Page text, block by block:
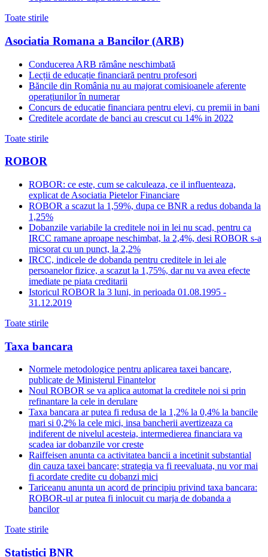
Toate stirile
Asociatia Romana a Bancilor (ARB)
Conducerea ARB rămâne neschimbată
Lecții de educație financiară pentru profesori
Băncile din România nu au majorat comisioanele aferente
operațiunilor în numerar
Concurs de educatie financiara pentru elevi, cu premii in bani
Creditele acordate de banci au crescut cu 14% in 2022
Toate stirile
ROBOR
ROBOR: ce este, cum se calculeaza, ce il influenteaza,
explicat de Asociatia Pietelor Financiare
ROBOR a scazut la 1,59%, dupa ce BNR a redus dobanda la
1,25%
Dobanzile variabile la creditele noi in lei nu scad, pentru ca
IRCC ramane aproape neschimbat, la 2,4%, desi ROBOR s-a
micsorat cu un punct, la 2,2%
IRCC, indicele de dobanda pentru creditele in lei ale
persoanelor fizice, a scazut la 1,75%, dar nu va avea efecte
imediate pe piata creditarii
Istoricul ROBOR la 3 luni, in perioada 01.08.1995 -
31.12.2019
Toate stirile
Taxa bancara
Normele metodologice pentru aplicarea taxei bancare,
publicate de Ministerul Finantelor
Noul ROBOR se va aplica automat la creditele noi si prin
refinantare la cele in derulare
Taxa bancara ar putea fi redusa de la 1,2% la 0,4% la bancile
mari si 0,2% la cele mici, insa bancherii avertizeaza ca
indiferent de nivelul acesteia, intermedierea financiara va
scadea iar dobanzile vor creste
Raiffeisen anunta ca activitatea bancii a incetinit substantial
din cauza taxei bancare; strategia va fi reevaluata, nu vor mai
fi acordate credite cu dobanzi mici
Tariceanu anunta un acord de principiu privind taxa bancara:
ROBOR-ul ar putea fi inlocuit cu marja de dobanda a
bancilor
Toate stirile
Statistici BNR